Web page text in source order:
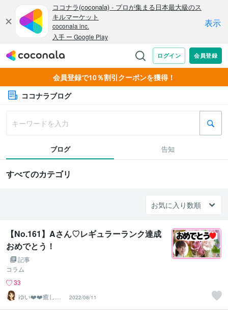
会員登録で10％割引クーポンを獲得！
ココナラブログ
ブログ 告知
すべてのカテゴリ
【No.161】Aさん♡レギュラーランク達成
おめでとう！
記事
コラム
33
ゆい❤️❤️癒しの
心友
2022/08/11